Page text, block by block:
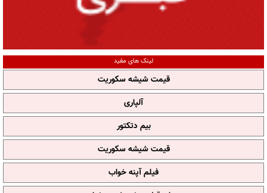
لینک های مفید
قیمت شیشه سکوریت
آلپاری
بیم دتکتور
قیمت شیشه سکوریت
فیلم آپنه خواب